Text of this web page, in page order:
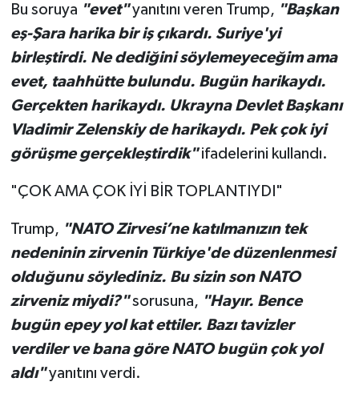
Bu soruya "evet"yanıtını veren Trump, "Başkan
eş-Şara harika bir iş çıkardı. Suriye'yi
birleştirdi. Ne dediğini söylemeyeceğim ama
evet, taahhütte bulundu. Bugün harikaydı.
Gerçekten harikaydı. Ukrayna Devlet Başkanı
Vladimir Zelenskiy de harikaydı. Pek çok iyi
görüşme gerçekleştirdik"ifadelerini kullandı.
"ÇOK AMA ÇOK İYİ BİR TOPLANTIYDI"
Trump, "NATO Zirvesi’ne katılmanızın tek
nedeninin zirvenin Türkiye'de düzenlenmesi
olduğunu söylediniz. Bu sizin son NATO
zirveniz miydi?"sorusuna, "Hayır. Bence
bugün epey yol kat ettiler. Bazı tavizler
verdiler ve bana göre NATO bugün çok yol
aldı"yanıtını verdi.